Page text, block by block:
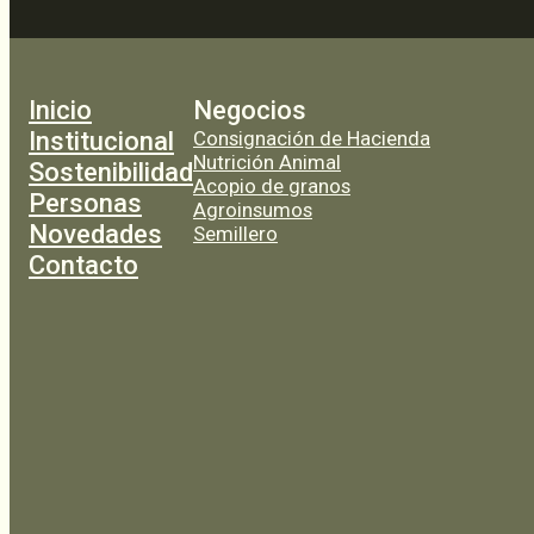
Inicio
Institucional
Sostenibilidad
Personas
Novedades
Contacto
Negocios
Consignación de Hacienda
Nutrición Animal
Acopio de granos
Agroinsumos
Semillero